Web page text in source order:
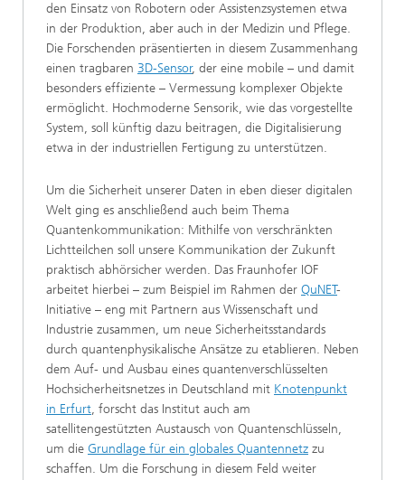
den Einsatz von Robotern oder Assistenzsystemen etwa
in der Produktion, aber auch in der Medizin und Pflege.
Die Forschenden präsentierten in diesem Zusammenhang
einen tragbaren 3D-Sensor, der eine mobile – und damit
besonders effiziente – Vermessung komplexer Objekte
ermöglicht. Hochmoderne Sensorik, wie das vorgestellte
System, soll künftig dazu beitragen, die Digitalisierung
etwa in der industriellen Fertigung zu unterstützen.
Um die Sicherheit unserer Daten in eben dieser digitalen
Welt ging es anschließend auch beim Thema
Quantenkommunikation: Mithilfe von verschränkten
Lichtteilchen soll unsere Kommunikation der Zukunft
praktisch abhörsicher werden. Das Fraunhofer IOF
arbeitet hierbei – zum Beispiel im Rahmen der QuNET-
Initiative – eng mit Partnern aus Wissenschaft und
Industrie zusammen, um neue Sicherheitsstandards
durch quantenphysikalische Ansätze zu etablieren. Neben
dem Auf- und Ausbau eines quantenverschlüsselten
Hochsicherheitsnetzes in Deutschland mit Knotenpunkt
in Erfurt, forscht das Institut auch am
satellitengestützten Austausch von Quantenschlüsseln,
um die Grundlage für ein globales Quantennetz zu
schaffen. Um die Forschung in diesem Feld weiter